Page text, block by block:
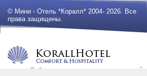
© Мини - Отель *Коралл* 2004- 2026. Все
права защищены.
Любое использование материалов сайта